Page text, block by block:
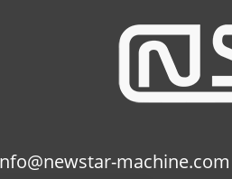
machine.com